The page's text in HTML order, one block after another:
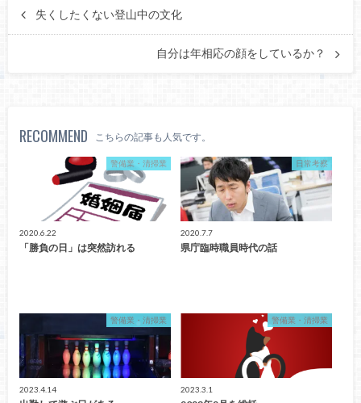
失くしたくない登山中の文化
自分は年相応の顔をしているか？
RECOMMEND こちらの記事も人気です。
警備業・清掃業
2020.6.22
「勝負の日」は突然訪れる
日常考察
2020.7.7
県庁臨時職員時代の話
警備業・清掃業
2023.4.14
警備業・清掃業
2023.3.1